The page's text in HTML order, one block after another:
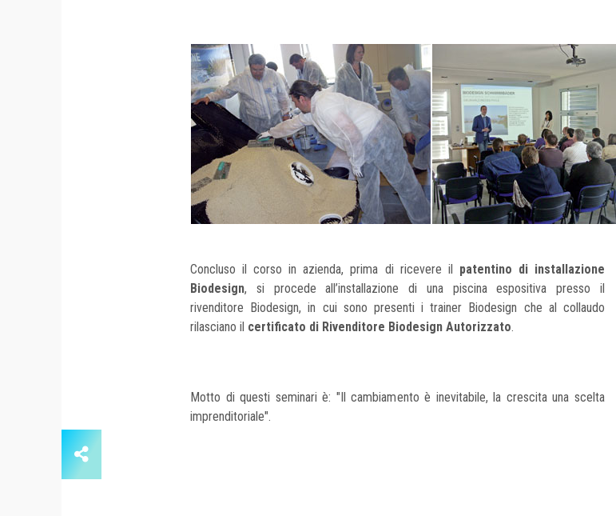
Concluso il corso in azienda, prima di ricevere il patentino di installazione
Biodesign, si procede all’installazione di una piscina espositiva presso il
rivenditore Biodesign, in cui sono presenti i trainer Biodesign che al collaudo
rilasciano il certificato di Rivenditore Biodesign Autorizzato.
Motto di questi seminari è: "Il cambiamento è inevitabile, la crescita una scelta
imprenditoriale".